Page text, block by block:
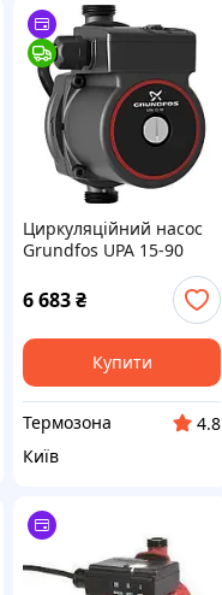
Циркуляційний насос
Grundfos UPA 15-90
AUTO 1 х 230 В, 50 Гц
(99547009)
6 683₴
Купити
Термозона
4.8
Київ